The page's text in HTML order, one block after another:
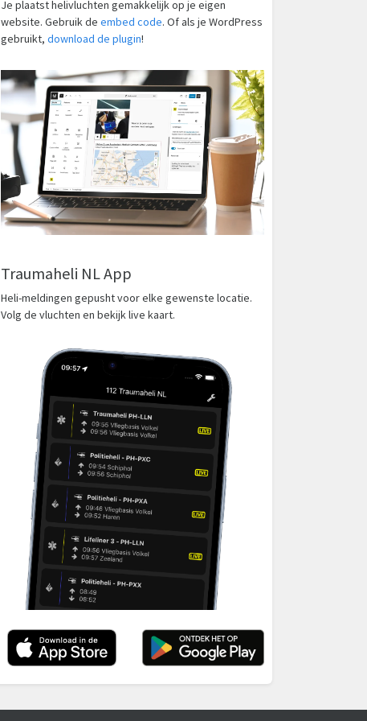
Je plaatst helivluchten gemakkelijk op je eigen
website. Gebruik de embed code. Of als je WordPress
gebruikt, download de plugin!
Traumaheli NL App
Heli-meldingen gepusht voor elke gewenste locatie.
Volg de vluchten en bekijk live kaart.